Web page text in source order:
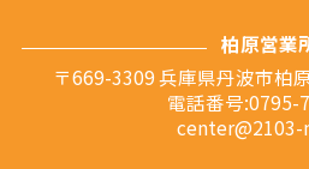
柏原営業
〒669-3309 兵庫県丹波市柏
電話番号:0795-
center@2103-